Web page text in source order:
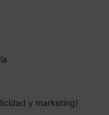
y marketing)